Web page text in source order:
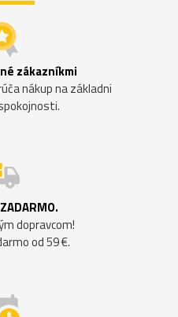
zákazníkmi
nákup na základni
dopravcom!
od 59 €.